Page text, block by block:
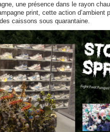
une présence dans le rayon
print, cette action d’ambient
caissons sous quarantaine.